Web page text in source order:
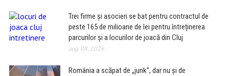
Trei firme și asocieri se bat pentru contractul de
peste 165 de milioane de lei pentru întreținerea
parcurilor și a locurilor de joacă din Cluj
aug. 08, 2026
România a scăpat de „junk”, dar nu și de